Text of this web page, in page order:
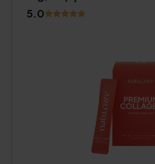
5.0